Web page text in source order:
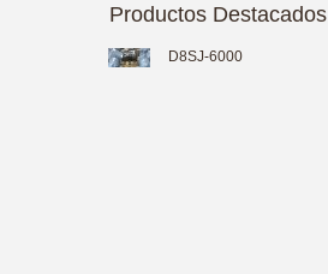
Productos Destacados
D8SJ-6000